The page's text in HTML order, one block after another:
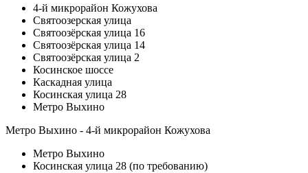
4-й микрорайон Кожухова
Святоозерская улица
Святоозёрская улица 16
Святоозёрская улица 14
Святоозёрская улица 2
Косинское шоссе
Каскадная улица
Косинская улица 28
Метро Выхино
Метро Выхино - 4-й микрорайон Кожухова
Метро Выхино
Косинская улица 28 (по требованию)